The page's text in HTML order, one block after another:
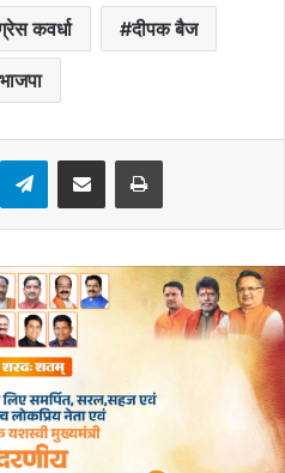
कवर्धा दीपक बैज
Telegram